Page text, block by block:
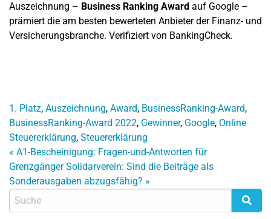
Auszeichnung – Business Ranking Award auf Google –
prämiert die am besten bewerteten Anbieter der Finanz- und
Versicherungsbranche. Verifiziert von BankingCheck.
1. Platz, Auszeichnung, Award, BusinessRanking-Award,
BusinessRanking-Award 2022, Gewinner, Google, Online
Steuererklärung, Steuererklärung
« A1-Bescheinigung: Fragen-und-Antworten für
Grenzgänger Solidarverein: Sind die Beiträge als
Sonderausgaben abzugsfähig? »